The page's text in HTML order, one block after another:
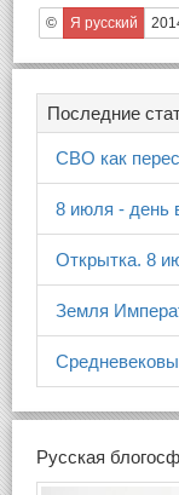
© Я русский
Последние
СВО как
8 июля - день
Открытка. 8
Земля
Русская